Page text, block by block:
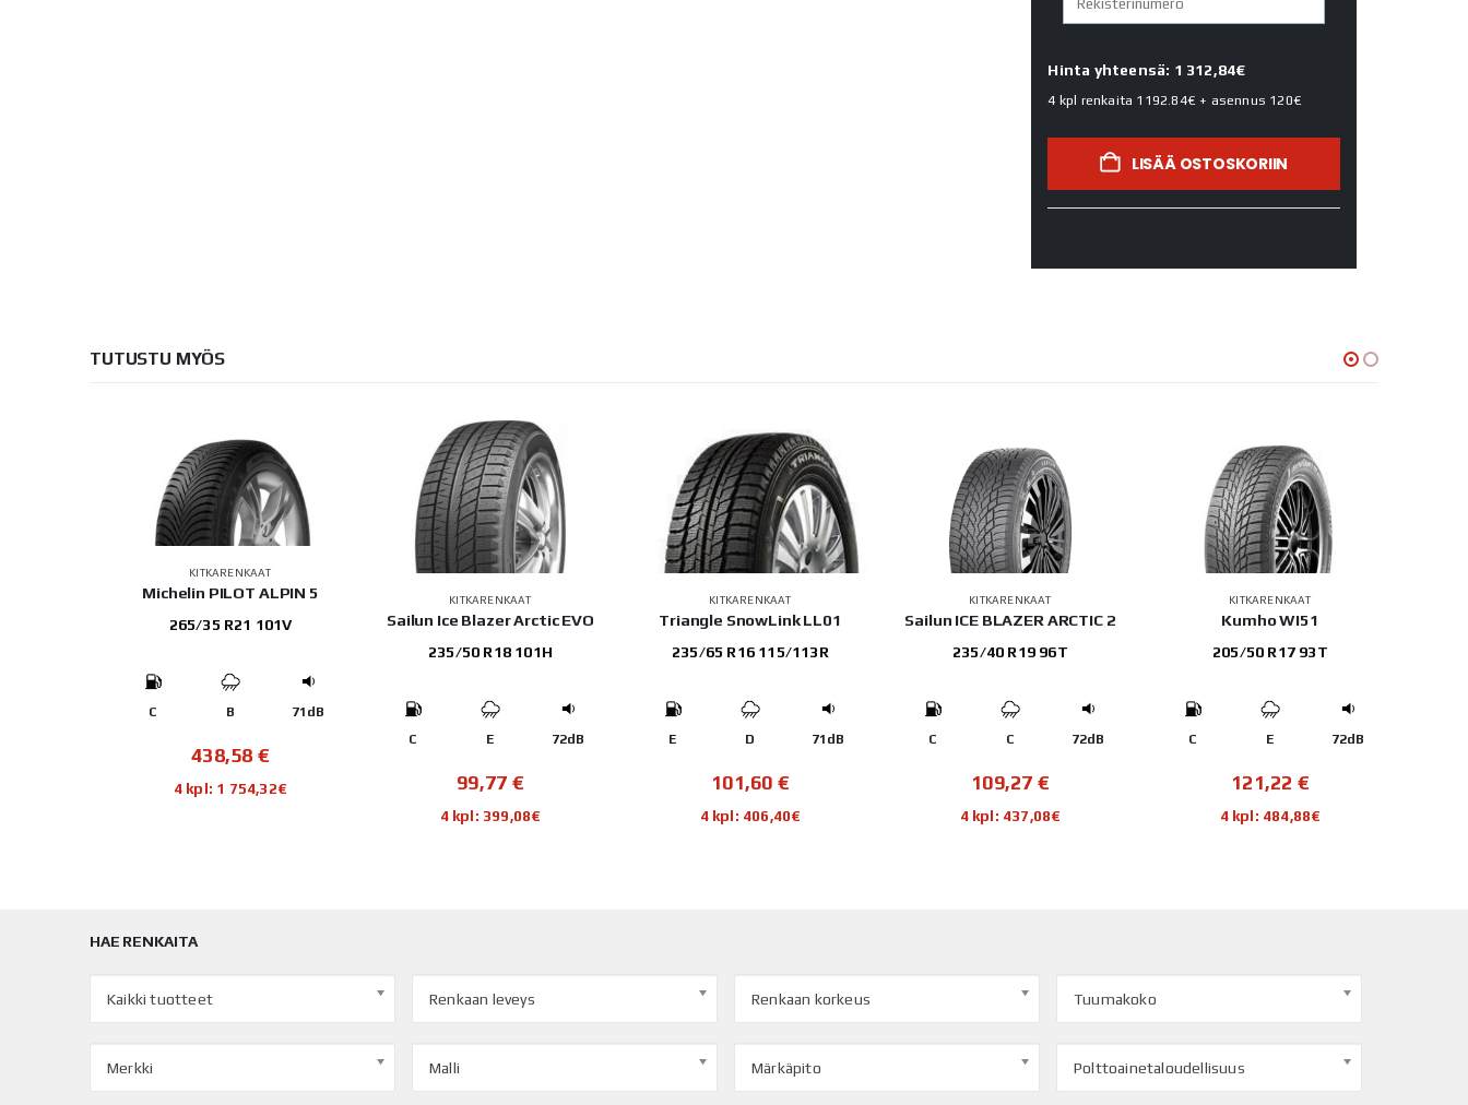
Hinta yhteensä: 1 312,84€
4 kpl renkaita 1192.84€ + asennus 120€
LISÄÄ OSTOSKORIIN
TUTUSTU MYÖS
KITKARENKAAT
Michelin PILOT ALPIN 5
265/35 R21 101V
C B 71dB
438,58 €
4 kpl: 1 754,32€
KITKARENKAAT
Sailun Ice Blazer Arctic EVO
235/50 R18 101H
C E 72dB
99,77 €
4 kpl: 399,08€
KITKARENKAAT
Triangle SnowLink LL01
235/65 R16 115/113R
E D 71dB
101,60 €
4 kpl: 406,40€
KITKARENKAAT
Sailun ICE BLAZER ARCTIC 2
235/40 R19 96T
C C 72dB
109,27 €
4 kpl: 437,08€
KITKARENKAAT
Kumho WI51
205/50 R17 93T
C E 72dB
121,22 €
4 kpl: 484,88€
HAE RENKAITA
Kaikki tuotteet Renkaan leveys Renkaan korkeus Tuumakoko
Merkki Malli Märkäpito Polttoainetaloudellisuus